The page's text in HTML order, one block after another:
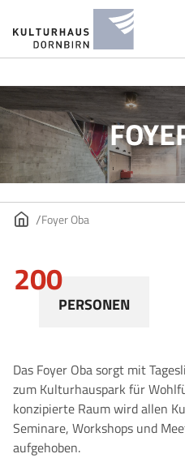
Foyer Oba
200
PERSONEN
Das Foyer Oba sorgt mit
zum Kulturhauspark für
konzipierte Raum wird allen
Seminare, Workshops und
aufgehoben.